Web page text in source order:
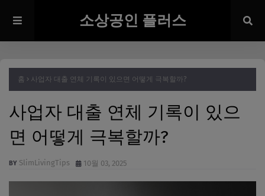
소상공인 플러스
홈 사업자 대출 연체 기록이 있으면 어떻게 극복할까?
사업자 대출 연체 기록이 있으
면 어떻게 극복할까?
SlimLivingTips 10월 03, 2025